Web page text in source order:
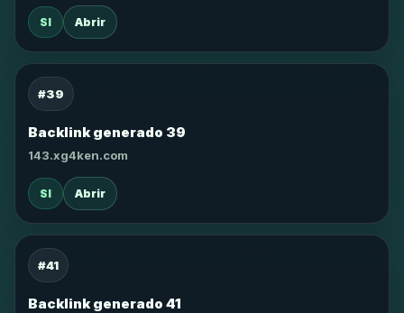
SI Abrir
#39
Backlink generado 39
143.xg4ken.com
SI Abrir
#41
Backlink generado 41